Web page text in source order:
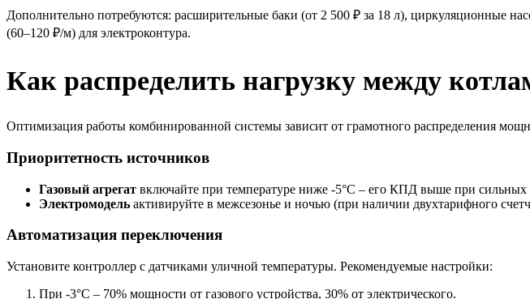
Дополнительно потребуются: расширительные баки (от 2 500 ₽ за 18 л), циркуляционные
(60–120 ₽/м) для электроконтура.
Как распределить нагрузку между
Оптимизация работы комбинированной системы зависит от грамотного распределения
Приоритетность источников
Газовый агрегат включайте при температуре ниже -5°C – его КПД выше при сильных
Электромодель активируйте в межсезонье и ночью (при наличии двухтарифного
Автоматизация переключения
Установите контроллер с датчиками уличной температуры. Рекомендуемые настройки:
При -3°C – 70% мощности от газового устройства, 30% от электрического.